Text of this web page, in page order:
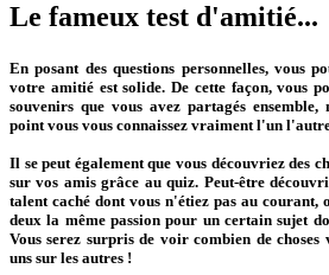
Le fameux test d'amitié...
En posant des questions personnelles, vous
votre amitié est solide. De cette façon, vous
souvenirs que vous avez partagés
point vous vous connaissez vraiment l'un
Il se peut également que vous découvriez des
sur vos amis grâce au quiz. Peut-être
talent caché dont vous n'étiez pas au courant,
deux la même passion pour un certain sujet
Vous serez surpris de voir combien de choses
uns sur les autres !